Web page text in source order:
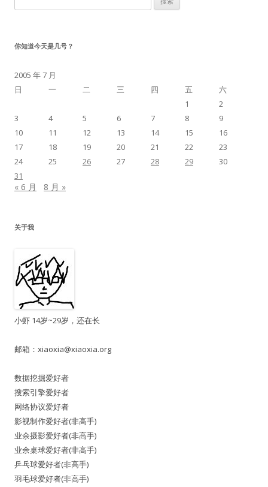
索：
你知道今天是几号？
2005 年 7 月
日
一 二 三 四 五
六
1
2
3
4 5 6 7 8
9
10
11 12 13 14 15
16
17
18 19 20 21 22
23
24
25 26 27 28 29
30
31
« 6 月 8 月 »
关于我
小虾 14岁~29岁，还在长
邮箱： xiaoxia@xiaoxia.org
数据挖掘爱好者
搜索引擎爱好者
网络协议爱好者
影视制作爱好者(非高手)
业余摄影爱好者(非高手)
业余桌球爱好者(非高手)
乒乓球爱好者(非高手)
羽毛球爱好者(非高手)